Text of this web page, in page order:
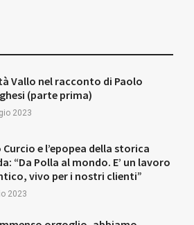
Vallo nel racconto di Paolo
(parte prima)
2023
Curcio e l’epopea della storica
“Da Polla al mondo. E’ un lavoro
vivo per i nostri clienti”
2023